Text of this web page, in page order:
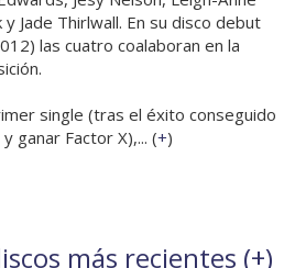
y Jade Thirlwall. En su disco debut
las cuatro coalaboran en la
single (tras el éxito conseguido
ganar Factor X),... (+)
más recientes (+)